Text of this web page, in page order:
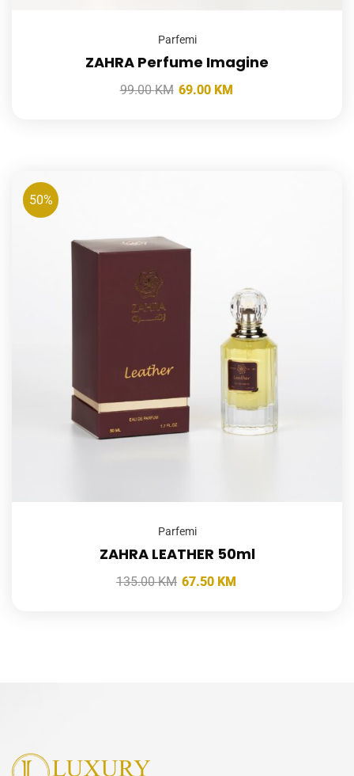
Parfemi
ZAHRA Perfume Imagine
99.00KM 69.00 KM
50%
Parfemi
ZAHRA LEATHER 50ml
135.00KM 67.50 KM